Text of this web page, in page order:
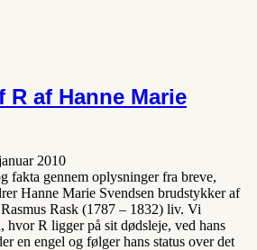
R af Hanne Marie
2010
fakta gennem oplysninger fra breve,
Hanne Marie Svendsen brudstykker af
Rask (1787 – 1832) liv. Vi
hvor R ligger på sit dødsleje, ved hans
en engel og følger hans status over det